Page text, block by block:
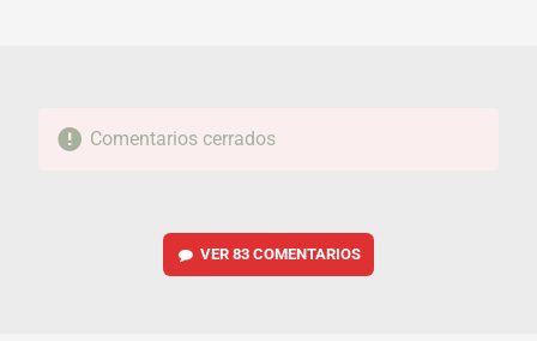
Comentarios cerrados
VER 83 COMENTARIOS